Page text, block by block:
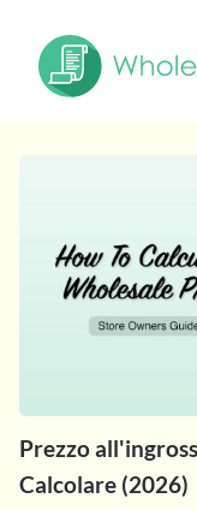
Prezzo
Calcolare (2026)